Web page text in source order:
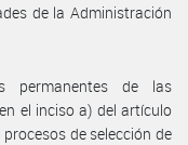
de la Administración
permanentes de las
el inciso a) del artículo
de selección de